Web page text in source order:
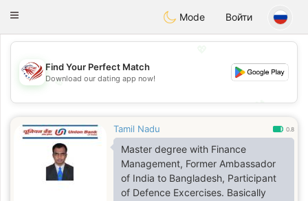
Dating
Toggle
Mode Войти
💖
💕
Find Your Perfect Match
Download our dating app now!
Tamil Nadu 0.8
Master degree with Finance
Management, Former Ambassador
of India to Bangladesh, Participant
of Defence Excercises. Basically